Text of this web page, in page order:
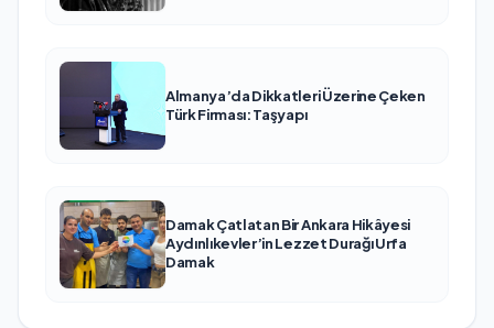
Almanya’da Dikkatleri Üzerine Çeken
Türk Firması: Taşyapı
Damak Çatlatan Bir Ankara Hikâyesi
Aydınlıkevler’in Lezzet Durağı Urfa
Damak